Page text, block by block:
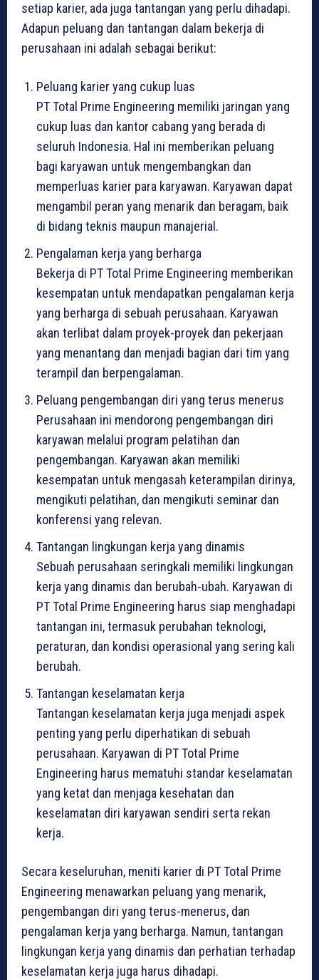
setiap karier, ada juga tantangan yang perlu dihadapi.
Adapun peluang dan tantangan dalam bekerja di
perusahaan ini adalah sebagai berikut:
Peluang karier yang cukup luas
PT Total Prime Engineering memiliki jaringan yang
cukup luas dan kantor cabang yang berada di
seluruh Indonesia. Hal ini memberikan peluang
bagi karyawan untuk mengembangkan dan
memperluas karier para karyawan. Karyawan dapat
mengambil peran yang menarik dan beragam, baik
di bidang teknis maupun manajerial.
Pengalaman kerja yang berharga
Bekerja di PT Total Prime Engineering memberikan
kesempatan untuk mendapatkan pengalaman kerja
yang berharga di sebuah perusahaan. Karyawan
akan terlibat dalam proyek-proyek dan pekerjaan
yang menantang dan menjadi bagian dari tim yang
terampil dan berpengalaman.
Peluang pengembangan diri yang terus menerus
Perusahaan ini mendorong pengembangan diri
karyawan melalui program pelatihan dan
pengembangan. Karyawan akan memiliki
kesempatan untuk mengasah keterampilan dirinya,
mengikuti pelatihan, dan mengikuti seminar dan
konferensi yang relevan.
Tantangan lingkungan kerja yang dinamis
Sebuah perusahaan seringkali memiliki lingkungan
kerja yang dinamis dan berubah-ubah. Karyawan di
PT Total Prime Engineering harus siap menghadapi
tantangan ini, termasuk perubahan teknologi,
peraturan, dan kondisi operasional yang sering kali
berubah.
Tantangan keselamatan kerja
Tantangan keselamatan kerja juga menjadi aspek
penting yang perlu diperhatikan di sebuah
perusahaan. Karyawan di PT Total Prime
Engineering harus mematuhi standar keselamatan
yang ketat dan menjaga kesehatan dan
keselamatan diri karyawan sendiri serta rekan
kerja.
Secara keseluruhan, meniti karier di PT Total Prime
Engineering menawarkan peluang yang menarik,
pengembangan diri yang terus-menerus, dan
pengalaman kerja yang berharga. Namun, tantangan
lingkungan kerja yang dinamis dan perhatian terhadap
keselamatan kerja juga harus dihadapi.